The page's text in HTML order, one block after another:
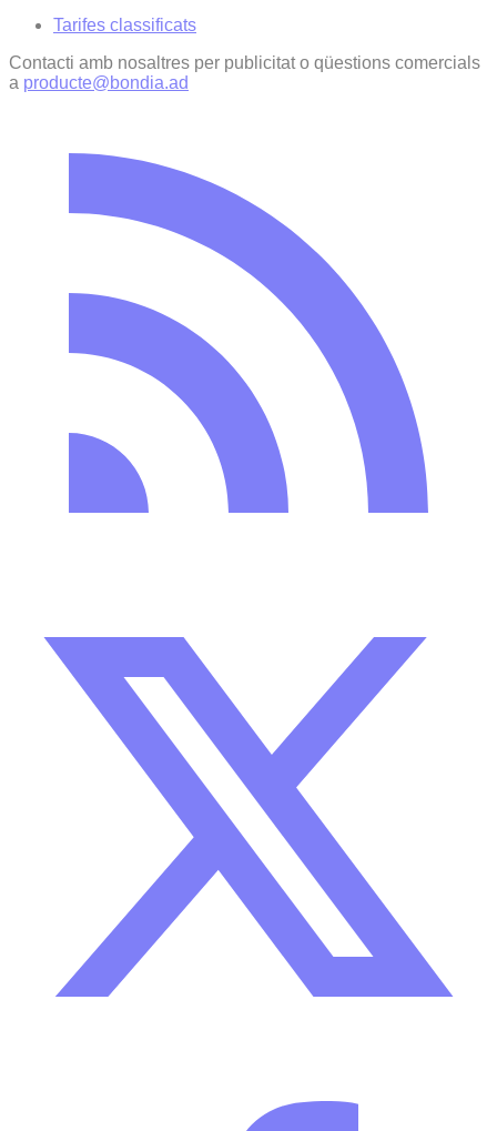
Tarifes classificats
Contacti amb nosaltres per publicitat o qüestions comercials
a producte@bondia.ad